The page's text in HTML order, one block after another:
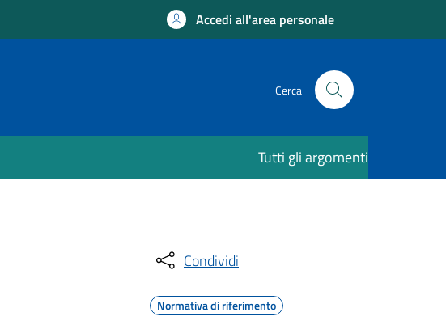
Accedi all'area personale
Cerca
Tutti gli argomenti
Condividi
Normativa di riferimento